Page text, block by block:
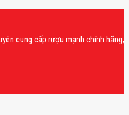
cấp rượu mạnh chính hãng, rượu